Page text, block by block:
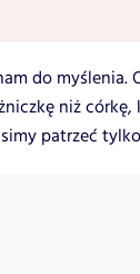
do myślenia.
niż
patrzeć